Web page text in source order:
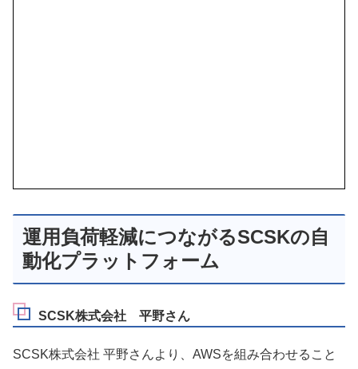
運用負荷軽減につながるSCSKの自
動化プラットフォーム
SCSK株式会社 平野さん
SCSK株式会社 平野さんより、AWSを組み合わせること